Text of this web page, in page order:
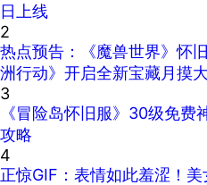
日上线
2
热点预告：《魔兽世界》怀
洲行动》开启全新宝藏月摸大
3
《冒险岛怀旧服》30级免费
攻略
4
正惊GIF：表情如此羞涩！